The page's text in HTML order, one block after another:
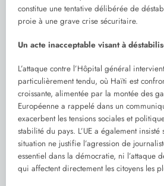
constitue une tentative délibérée de
proie à une grave crise sécuritaire.
Un acte inacceptable visant à
L’attaque contre l’Hôpital général
particulièrement tendu, où Haïti est
croissante, alimentée par la montée des
Européenne a rappelé dans un
exacerbent les tensions sociales et
stabilité du pays. L’UE a également insisté
situation ne justifie l’agression de
essentiel dans la démocratie, ni l’attaque
qui affectent directement les citoyens les